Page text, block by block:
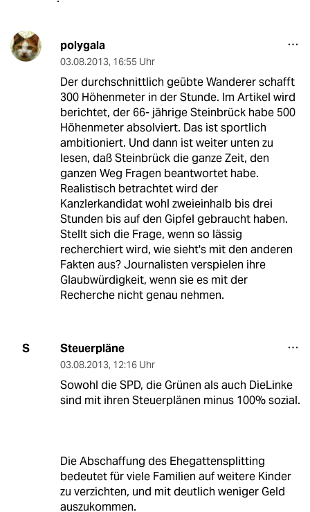
polygala
03.08.2013, 16:55 Uhr
Der durchschnittlich geübte Wanderer schafft
300 Höhenmeter in der Stunde. Im Artikel wird
berichtet, der 66- jährige Steinbrück habe 500
Höhenmeter absolviert. Das ist sportlich
ambitioniert. Und dann ist weiter unten zu
lesen, daß Steinbrück die ganze Zeit, den
ganzen Weg Fragen beantwortet habe.
Realistisch betrachtet wird der
Kanzlerkandidat wohl zweieinhalb bis drei
Stunden bis auf den Gipfel gebraucht haben.
Stellt sich die Frage, wenn so lässig
recherchiert wird, wie sieht's mit den anderen
Fakten aus? Journalisten verspielen ihre
Glaubwürdigkeit, wenn sie es mit der
Recherche nicht genau nehmen.
S Steuerpläne
03.08.2013, 12:16 Uhr
Sowohl die SPD, die Grünen als auch DieLinke
sind mit ihren Steuerplänen minus 100% sozial.
Die Abschaffung des Ehegattensplitting
bedeutet für viele Familien auf weitere Kinder
zu verzichten, und mit deutlich weniger Geld
auszukommen.